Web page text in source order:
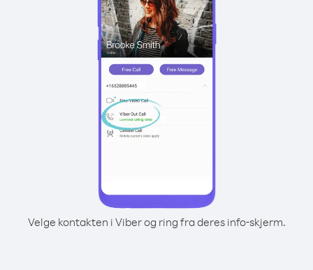
Velge kontakten i Viber og ring fra deres info-skjerm.